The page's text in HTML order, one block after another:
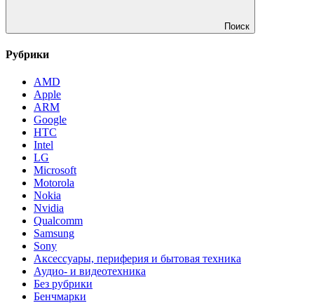
Поиск
Рубрики
AMD
Apple
ARM
Google
HTC
Intel
LG
Microsoft
Motorola
Nokia
Nvidia
Qualcomm
Samsung
Sony
Аксессуары, периферия и бытовая техника
Аудио- и видеотехника
Без рубрики
Бенчмарки